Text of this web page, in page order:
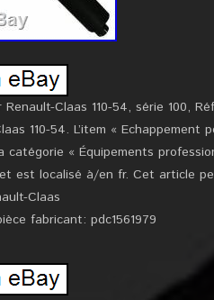
Claas 110-54, série 100,
110-54. L’item «
catégorie « Équipements
est localisé à/en fr. Cet article
Claas
fabricant: pdc1561979